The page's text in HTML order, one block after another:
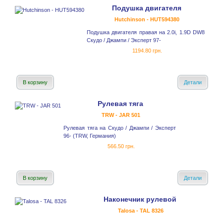
Подушка двигателя
Hutchinson - HUT594380
Подушка двигателя правая на 2.0i, 1.9D DW8
Скудо / Джампи / Эксперт 97-
1194.80 грн.
В корзину Детали
Рулевая тяга
TRW - JAR 501
Рулевая тяга на Скудо / Джампи / Эксперт
96- (TRW, Германия)
566.50 грн.
В корзину Детали
Наконечник рулевой
Talosa - TAL 8326